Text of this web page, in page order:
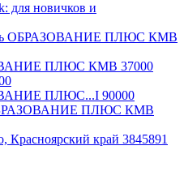
для новичков и
ОБРАЗОВАНИЕ ПЛЮС КМВ
ПЛЮС КМВ 37000
ПЛЮС...I 90000
ОБРАЗОВАНИЕ ПЛЮС КМВ
край 3845891